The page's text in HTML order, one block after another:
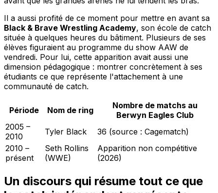
Il a aussi profité de ce moment pour mettre en avant sa
Black & Brave Wrestling Academy, son école de catch
située à quelques heures du bâtiment. Plusieurs de ses
élèves figuraient au programme du show AAW de
vendredi. Pour lui, cette apparition avait aussi une
dimension pédagogique : montrer concrètement à ses
étudiants ce que représente l'attachement à une
communauté de catch.
Période Nom de ring
Nombre de matchs au
Berwyn Eagles Club
2005 –
2010
Tyler Black
36 (source : Cagematch)
2010 –
présent
Seth Rollins
(WWE)
Apparition non compétitive
(2026)
Un discours qui résume tout ce que